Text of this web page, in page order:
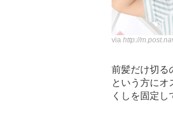
via http://
前髪だけ切る
という方に
くしを固定し